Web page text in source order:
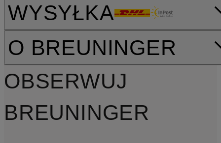
WYSYŁKA
O BREUNINGER
OBSERWUJ
BREUNINGER